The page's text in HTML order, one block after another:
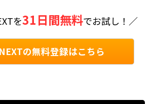
を31日間無料でお試し！／
の無料登録はこちら